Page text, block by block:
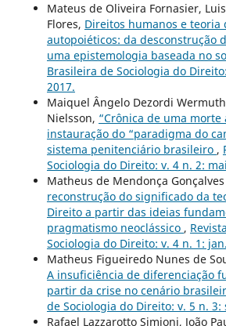
Mateus de Oliveira Fornasier,
Flores, Direitos humanos e teoria
autopoiéticos: da desconstrução
uma epistemologia baseada no
Brasileira de Sociologia do
2017.
Maiquel Ângelo Dezordi
Nielsson, “Crônica de uma morte
instauração do “paradigma do
sistema penitenciário brasileiro ,
Sociologia do Direito: v. 4 n. 2:
Matheus de Mendonça
reconstrução do significado da
Direito a partir das ideias
pragmatismo neoclássico ,
Sociologia do Direito: v. 4 n. 1:
Matheus Figueiredo Nunes de
A insuficiência de diferenciação
partir da crise no cenário
de Sociologia do Direito: v. 5 n. 3:
Rafael Lazzarotto Simioni, João